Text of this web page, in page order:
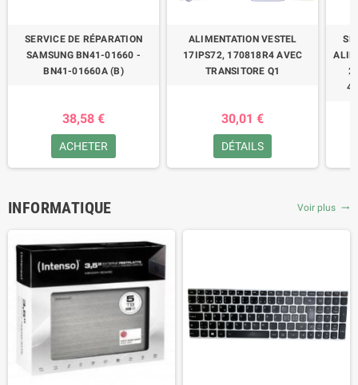
SERVICE DE RÉPARATION
SAMSUNG BN41-01660 -
BN41-01660A (B)
38,58 €
ACHETER
ALIMENTATION VESTEL
17IPS72, 170818R4 AVEC
TRANSITORE Q1
30,01 €
DÉTAILS
INFORMATIQUE Voir plus trending_flat